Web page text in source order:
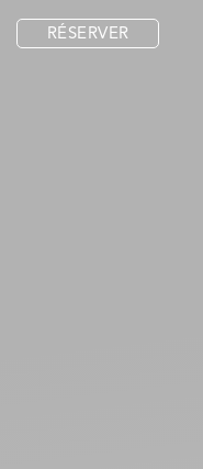
RÉSERVER